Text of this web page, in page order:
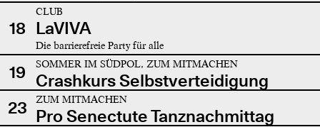
18
CLUB
LaVIVA
Die barrierefreie Party für alle
19 SOMMER IM SÜDPOL, ZUM MITMACHEN
Crashkurs Selbstverteidigung
23
ZUM MITMACHEN
Pro Senectute Tanznachmittag